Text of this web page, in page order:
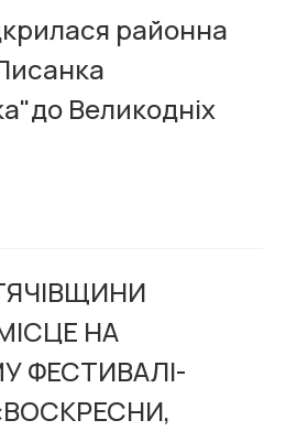
районна
Великодніх
НА
ФЕСТИВАЛІ-